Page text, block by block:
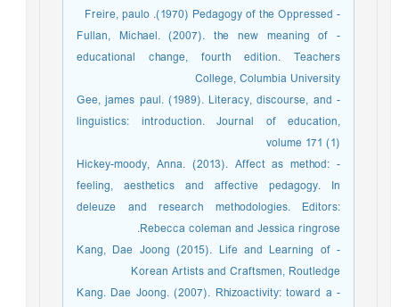
- Freire, paulo .(1970) Pedagogy of the Oppressed
- Fullan, Michael. (2007). the new meaning of
educational change, fourth edition. Teachers
College, Columbia University
- Gee, james paul. (1989). Literacy, discourse, and
linguistics: introduction. Journal of education,
volume 171 (1)
- Hickey-moody, Anna. (2013). Affect as method:
feeling, aesthetics and affective pedagogy. In
deleuze and research methodologies. Editors:
Rebecca coleman and Jessica ringrose.
- Kang, Dae Joong (2015). Life and Learning of
Korean Artists and Craftsmen, Routledge
- Kang. Dae Joong. (2007). Rhizoactivity: toward a